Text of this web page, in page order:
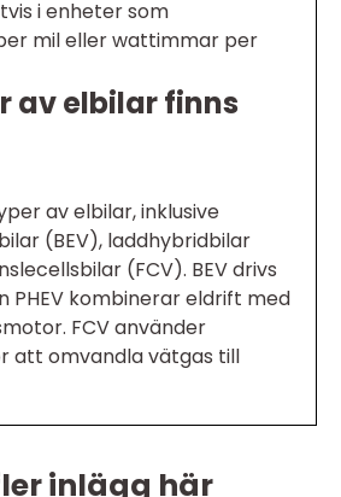
i enheter som
mil eller wattimmar per
av elbilar finns
av elbilar, inklusive
(BEV), laddhybridbilar
(FCV). BEV drivs
PHEV kombinerar eldrift med
FCV använder
att omvandla vätgas till
inlägg här